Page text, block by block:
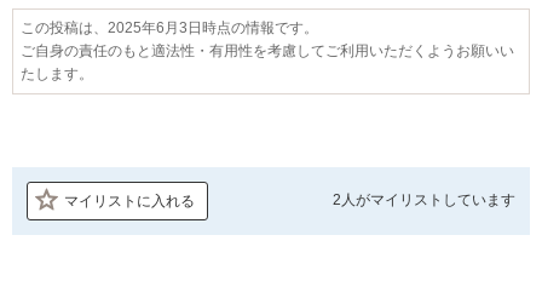
この投稿は、2025年6月3日時点の情報です。
ご自身の責任のもと適法性・有用性を考慮してご利用いただくようお願いい
たします。
マイリストに入れる 2人がマイリストしています